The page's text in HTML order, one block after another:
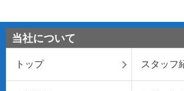
当社について
トップ スタッフ